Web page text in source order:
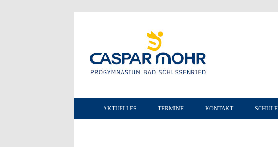
AKTUELLES TERMINE KONTAKT SCHULE